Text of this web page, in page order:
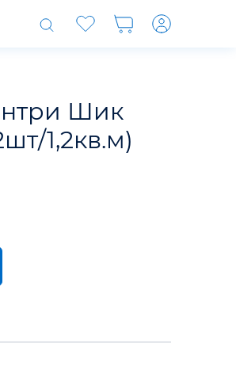
Шик
1,2кв.м)